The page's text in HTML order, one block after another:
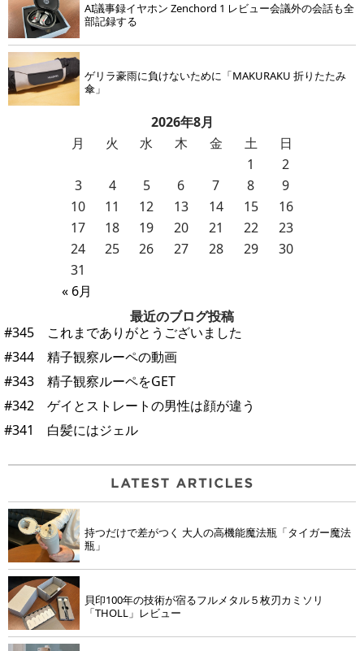
AI議事録イヤホン Zenchord 1 レビュー会議外の会話も全
部記録する
ゲリラ豪雨に負けないために「MAKURAKU 折りたたみ
傘」
2026年8月
月
火 水 木 金 土 日
« 6月
1
2
3
4 5 6 7 8
9
10
11 12 13 14 15
16
17
18 19 20 21 22
23
24
25 26 27 28 29
30
31
最近のブログ投稿
#345 これまでありがとうございました
#344 精子観察ルーペの動画
#343 精子観察ルーペをGET
#342 ゲイとストレートの男性は顔が違う
#341 白髪にはジェル
持つだけで差がつく 大人の高機能魔法瓶「タイガー魔法
瓶」
貝印100年の技術が宿るフルメタル５枚刃カミソリ
「THOLL」レビュー